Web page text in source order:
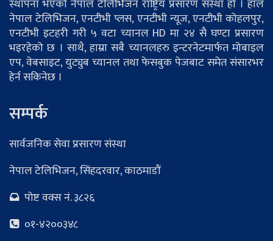
स्थापना भएको नेपाल टेलिभिजन राष्ट्रिय प्रसारण संस्था हो । हाल
नेपाल टेलिभिजन, एनटीभी प्लस, एनटीभी न्यूज, एनटीभी कोहलपुर,
एनटीभी इटहरी गरी ५ वटा च्यानल HD मा २४ सै घण्टा प्रसारण
भइरहेको छ । साथै, हाम्रा सबै च्यानलहरु इन्टरनेटमार्फत मोबाइल
एप, वेबसाइट, युट्युब च्यानल तथा फेसबुक पेजबाट समेत संसारभर
हेर्न सकिनेछ ।
सम्पर्क
सार्वजनिक सेवा प्रसारण संस्था
नेपाल टेलिभिजन, सिंहदरवार, काठमाडौं
पोष्ट वक्स नं. ३८२६
०१-४२००३४८